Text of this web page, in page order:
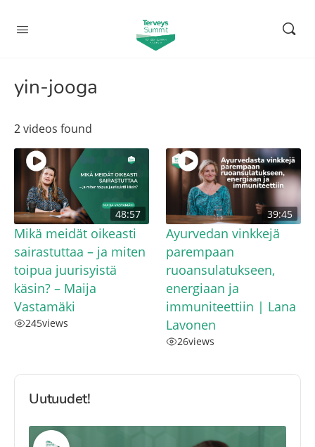
yin-jooga
2 videos found
48:57
Mikä meidät oikeasti
sairastuttaa – ja miten
toipua juurisyistä
käsin? – Maija
Vastamäki
245views
39:45
Ayurvedan vinkkejä
parempaan
ruoansulatukseen,
energiaan ja
immuniteettiin | Lana
Lavonen
26views
Uutuudet!